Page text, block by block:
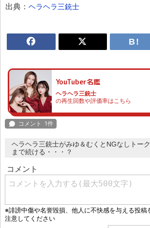
出典： ヘラヘラ三銃士
YouTuber名鑑
ヘラヘラ三銃士
の再生回数や評価率はこちら
ヘラヘラ三銃士がみゆ＆むくとNGなしトー
まで続ける・・・？